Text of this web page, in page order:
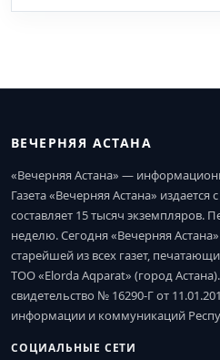
ВЕЧЕРНЯЯ АСТАНА
«Вечерняя Астана» —
Газета «Вечерняя Астана» издается
составляет 15 тысяч экземпляров.
неделю. Сегодня «Вечерняя
старейшей из всех газет,
ТОО «Elorda Aqparat» (город
свидетельство № 16290-Г от
информации и коммуникаций
СОЦИАЛЬНЫЕ СЕТИ